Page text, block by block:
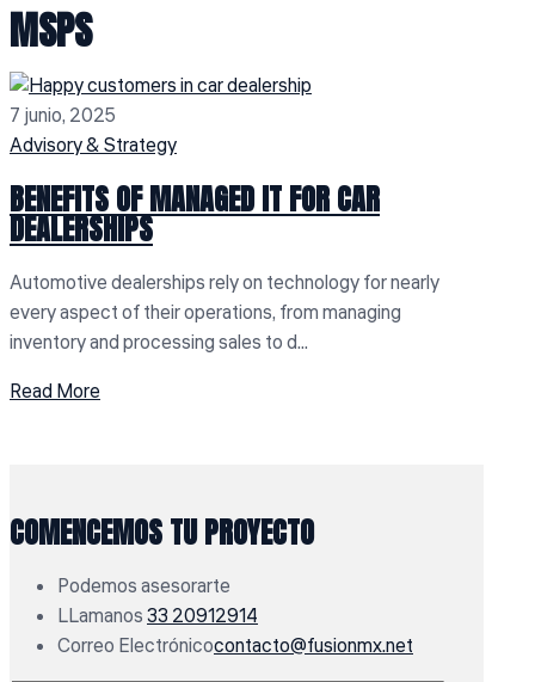
MSPS
7 junio, 2025
Advisory & Strategy
BENEFITS OF MANAGED IT FOR CAR
DEALERSHIPS
Automotive dealerships rely on technology for nearly
every aspect of their operations, from managing
inventory and processing sales to d...
Read More
COMENCEMOS TU PROYECTO
Podemos asesorarte
LLamanos33 20912914
Correo Electrónicocontacto@fusionmx.net